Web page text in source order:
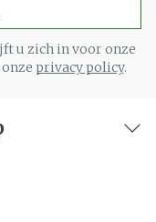
u zich in voor onze
privacy policy.